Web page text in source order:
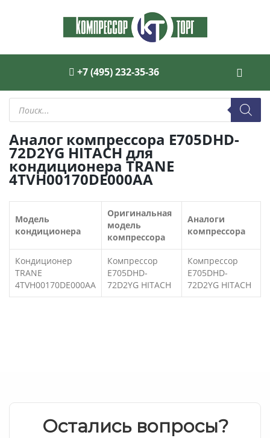
+7 (495) 232-35-36
Поиск
товаров
Аналог компрессора E705DHD-
72D2YG HITACH для
кондиционера TRANE
4TVH00170DE000AA
Модель
кондиционера
Оригинальная
модель
компрессора
Аналоги
компрессора
Кондиционер
TRANE
4TVH00170DE000AA
Компрессор
E705DHD-
72D2YG HITACH
Компрессор
E705DHD-
72D2YG HITACH
Остались вопросы?